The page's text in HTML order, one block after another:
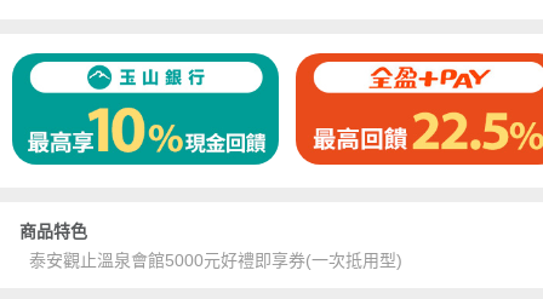
商品特色
泰安觀止溫泉會館5000元好禮即享券(一次抵用型)